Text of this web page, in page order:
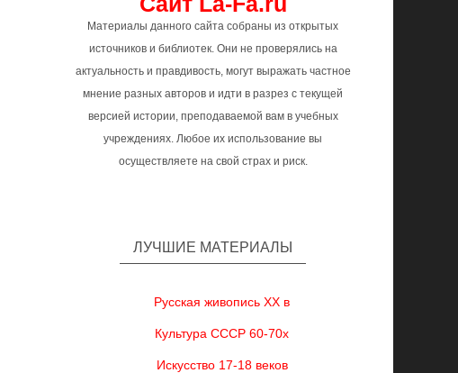
Материалы данного сайта собраны из открытых
источников и библиотек. Они не проверялись на
актуальность и правдивость, могут выражать частное
мнение разных авторов и идти в разрез с текущей
версией истории, преподаваемой вам в учебных
учреждениях. Любое их использование вы
осуществляете на свой страх и риск.
ЛУЧШИЕ МАТЕРИАЛЫ
Русская живопись XX в
Культура СССР 60-70х
Искусство 17-18 веков